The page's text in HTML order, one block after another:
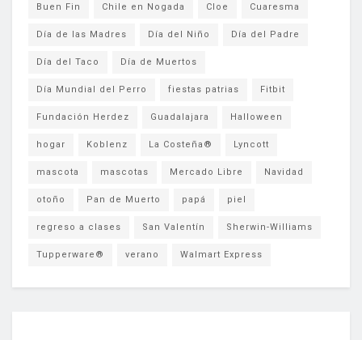
Buen Fin Chile en Nogada Cloe Cuaresma
Día de las Madres Día del Niño Día del Padre
Día del Taco Día de Muertos
Día Mundial del Perro fiestas patrias Fitbit
Fundación Herdez Guadalajara Halloween
hogar Koblenz La Costeña® Lyncott
mascota mascotas Mercado Libre Navidad
otoño Pan de Muerto papá piel
regreso a clases San Valentín Sherwin-Williams
Tupperware® verano Walmart Express